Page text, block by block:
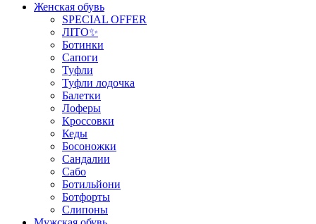
Женская обувь
SPECIAL OFFER
ЛІТО✨
Ботинки
Сапоги
Туфли
Туфли лодочка
Балетки
Лоферы
Кроссовки
Кеды
Босоножки
Сандалии
Сабо
Ботильйони
Ботфорты
Слипоны